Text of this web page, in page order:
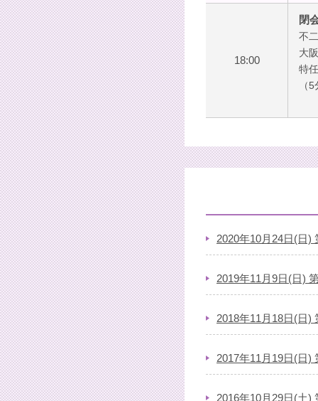
18:00
閉
不
大
特
（
2020年10月24日(日)
2019年11月9日(日)
2018年11月18日(日)
2017年11月19日(日)
2016年10月29日(土)